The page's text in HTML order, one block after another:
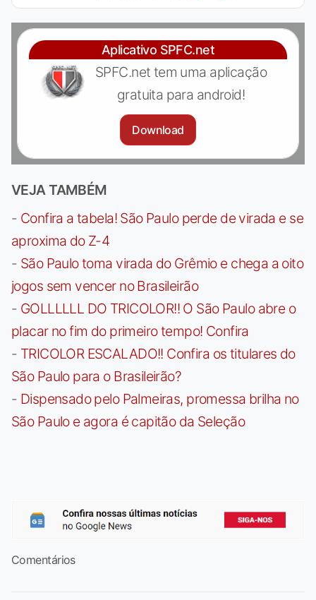
Aplicativo SPFC.net
SPFC.net tem uma aplicação
gratuita para android!
Download
VEJA TAMBÉM
- Confira a tabela! São Paulo perde de virada e se
aproxima do Z-4
- São Paulo toma virada do Grêmio e chega a oito
jogos sem vencer no Brasileirão
- GOLLLLLL DO TRICOLOR!! O São Paulo abre o
placar no fim do primeiro tempo! Confira
- TRICOLOR ESCALADO!! Confira os titulares do
São Paulo para o Brasileirão?
- Dispensado pelo Palmeiras, promessa brilha no
São Paulo e agora é capitão da Seleção
Comentários